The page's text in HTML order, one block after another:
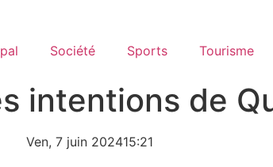
Société Sports Tourisme
intentions de
Ven, 7 juin 202415:21